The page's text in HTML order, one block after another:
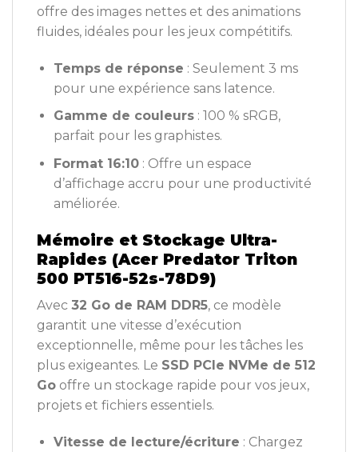
offre des images nettes et des animations
fluides, idéales pour les jeux compétitifs.
Temps de réponse : Seulement 3 ms
pour une expérience sans latence.
Gamme de couleurs: 100 % sRGB,
parfait pour les graphistes.
Format 16:10: Offre un espace
d’affichage accru pour une productivité
améliorée.
Mémoire et Stockage Ultra-
Rapides (Acer Predator Triton
500 PT516-52s-78D9)
Avec 32 Go de RAM DDR5, ce modèle
garantit une vitesse d’exécution
exceptionnelle, même pour les tâches les
plus exigeantes. Le SSD PCIe NVMe de 512
Go offre un stockage rapide pour vos jeux,
projets et fichiers essentiels.
Vitesse de lecture/écriture : Chargez